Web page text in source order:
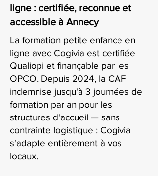
ligne : certifiée, reconnue et
accessible à Annecy
La formation petite enfance en
ligne avec Cogivia est certifiée
Qualiopi et finançable par les
OPCO. Depuis 2024, la CAF
indemnise jusqu'à 3 journées de
formation par an pour les
structures d'accueil — sans
contrainte logistique : Cogivia
s'adapte entièrement à vos
locaux.